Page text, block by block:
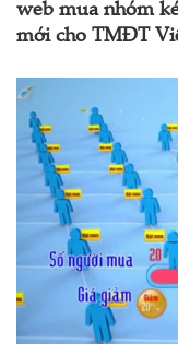
web mua nhóm
mới cho TMĐT